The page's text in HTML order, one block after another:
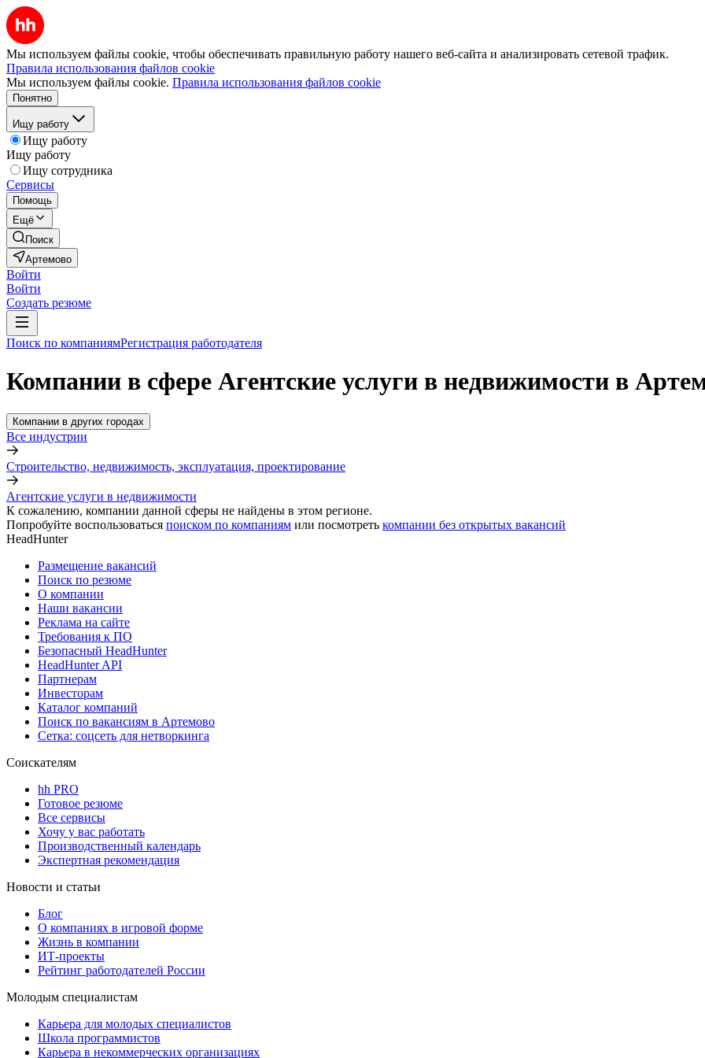
Мы используем файлы cookie, чтобы обеспечивать правильную работу нашего веб-сайта и анализировать сетевой трафик.
Правила использования файлов cookie
Мы используем файлы cookie. Правила использования файлов cookie
Понятно
Ищу работу
Ищу работу
Ищу работу
Ищу сотрудника
Сервисы
Помощь
Ещё
Поиск
Артемово
Войти
Войти
Создать резюме
Поиск по компаниямРегистрация работодателя
Компании в сфере Агентские услуги в недвижимости в
Компании в других городах
Все индустрии
Строительство, недвижимость, эксплуатация, проектирование
Агентские услуги в недвижимости
К сожалению, компании данной сферы не найдены в этом регионе.
Попробуйте воспользоваться поиском по компаниям или посмотреть компании без открытых вакансий
HeadHunter
Размещение вакансий
Поиск по резюме
О компании
Наши вакансии
Реклама на сайте
Требования к ПО
Безопасный HeadHunter
HeadHunter API
Партнерам
Инвесторам
Каталог компаний
Поиск по вакансиям в Артемово
Сетка: соцсеть для нетворкинга
Соискателям
hh PRO
Готовое резюме
Все сервисы
Хочу у вас работать
Производственный календарь
Экспертная рекомендация
Новости и статьи
Блог
О компаниях в игровой форме
Жизнь в компании
ИТ-проекты
Рейтинг работодателей России
Молодым специалистам
Карьера для молодых специалистов
Школа программистов
Карьера в некоммерческих организациях